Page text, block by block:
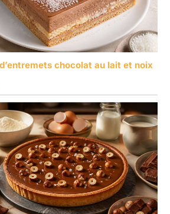
chocolat au lait et noix